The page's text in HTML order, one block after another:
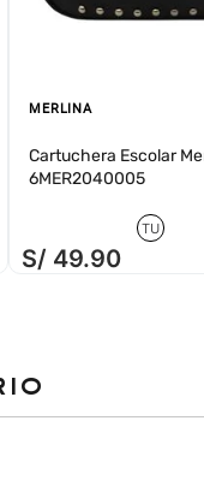
MERLINA
Cartuchera Escolar
6MER2040005
TU
S/ 49.90